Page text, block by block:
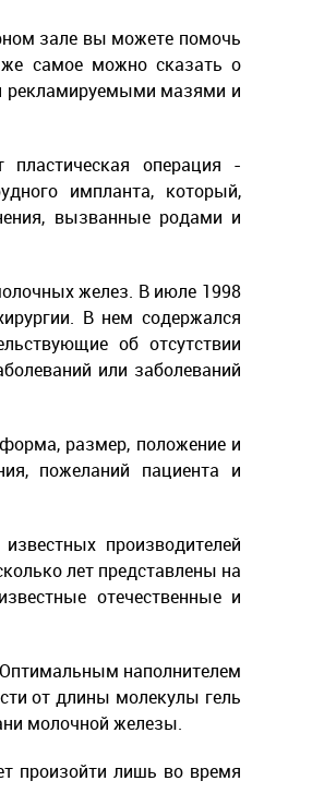
зале вы можете помочь
же самое можно сказать о
рекламируемыми мазями и
операция -
импланта, который,
вызванные родами и
желез. В июле 1998
В нем содержался
об отсутствии
или заболеваний
размер, положение и
пожеланий пациента и
производителей
лет представлены на
отечественные и
наполнителем
от длины молекулы гель
молочной железы.
произойти лишь во время